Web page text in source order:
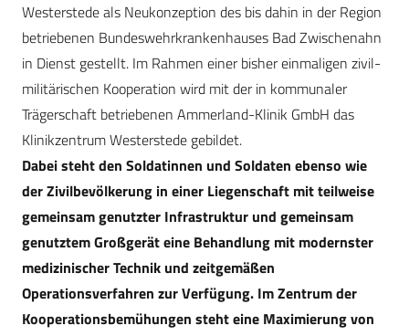
Westerstede als Neukonzeption des bis dahin in der Region
betriebenen Bundeswehrkrankenhauses Bad Zwischenahn
in Dienst gestellt. Im Rahmen einer bisher einmaligen zivil-
militärischen Kooperation wird mit der in kommunaler
Trägerschaft betriebenen Ammerland-Klinik GmbH das
Klinikzentrum Westerstede gebildet.
Dabei steht den Soldatinnen und Soldaten ebenso wie
der Zivilbevölkerung in einer Liegenschaft mit teilweise
gemeinsam genutzter Infrastruktur und gemeinsam
genutztem Großgerät eine Behandlung mit modernster
medizinischer Technik und zeitgemäßen
Operationsverfahren zur Verfügung. Im Zentrum der
Kooperationsbemühungen steht eine Maximierung von